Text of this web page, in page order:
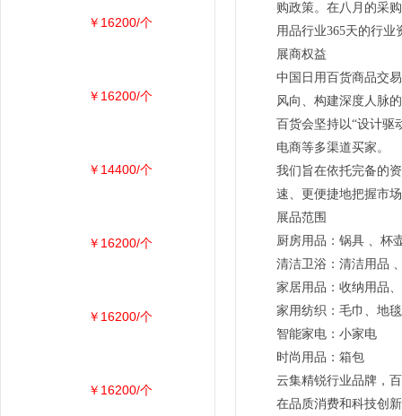
购政策。在八月的采
用品行业365天的行业
展商权益
中国日用百货商品交
风向、构建深度人脉
百货会坚持以“设计驱
电商等多渠道买家。
我们旨在依托完备的
速、更便捷地把握市
展品范围
厨房用品：锅具 、杯
清洁卫浴：清洁用品
家居用品：收纳用品
家用纺织：毛巾、地
智能家电：小家电
时尚用品：箱包
云集精锐行业品牌，
在品质消费和科技创
￥16200/个
￥16200/个
￥14400/个
￥16200/个
￥16200/个
￥16200/个